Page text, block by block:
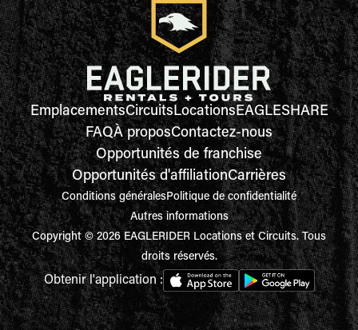
EmplacementsCircuitsLocationsEAGLESHARE
FAQÀ proposContactez-nous
Opportunités de franchise
Opportunités d'affiliationCarrières
Conditions généralesPolitique de confidentialité
Autres informations
Copyright © 2026 EAGLERIDER Locations et Circuits. Tous
droits réservés.
Obtenir l'application :